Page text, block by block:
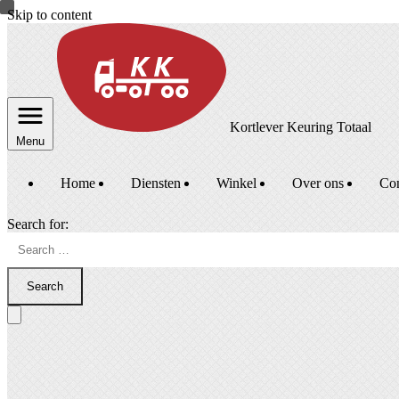
Skip to content
Menu
Kortlever Keuring Totaal
Home Diensten Winkel Over ons
Search for:
Search